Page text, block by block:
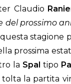
Claudio
del prossimo
stagione
prossima
la Spal tipo
tolta la partita